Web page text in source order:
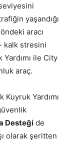
yaşandığı
öndeki aracı
kalk stresini
ile City
araç.
Kuyruk Yardımı
Desteği de
olarak şeritten